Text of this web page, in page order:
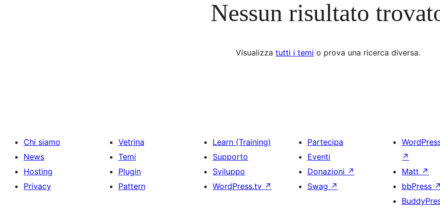
Nessun risultato
Visualizza tutti i temi o prova una ricerca diversa.
Chi siamo
News
Hosting
Privacy
Vetrina
Temi
Plugin
Pattern
Learn (Training)
Supporto
Sviluppo
WordPress.tv ↗
Partecipa
Eventi
Donazioni ↗
Swag ↗
↗
Matt ↗
bbPress ↗